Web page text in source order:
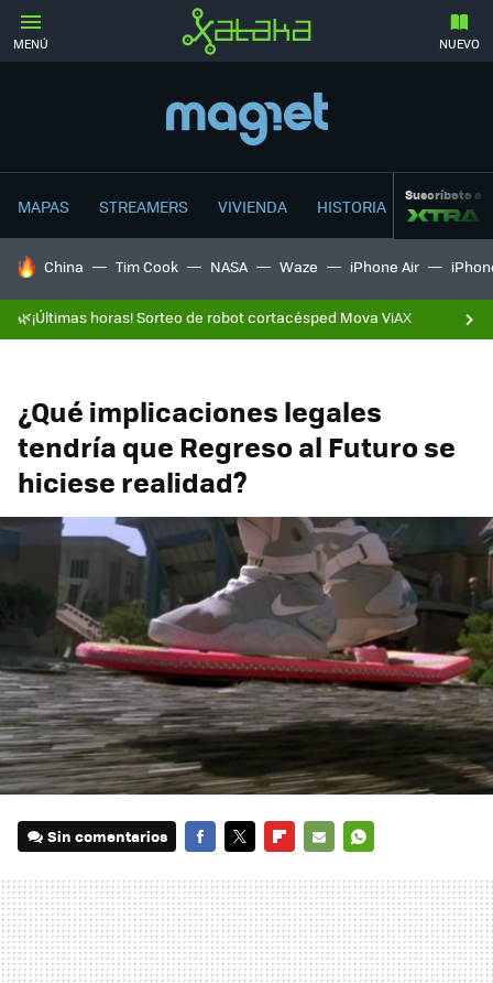
MENÚ NUEVO
MAPAS STREAMERS VIVIENDA HISTORIA Suscríbete a
HOY SE HABLA DE
China Tim Cook NASA Waze iPhone Air
🌿¡Últimas horas! Sorteo de robot cortacésped Mova ViAX
¿Qué implicaciones legales
tendría que Regreso al Futuro se
hiciese realidad?
Sin comentarios
MAIL